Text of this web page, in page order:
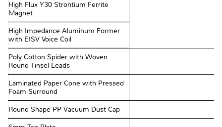
High Flux Y30 Strontium Ferrite
Magnet
High Impedance Aluminum Former
with EISV Voice Coil
Poly Cotton Spider with Woven
Round Tinsel Leads
Laminated Paper Cone with Pressed
Foam Surround
Round Shape PP Vacuum Dust Cap